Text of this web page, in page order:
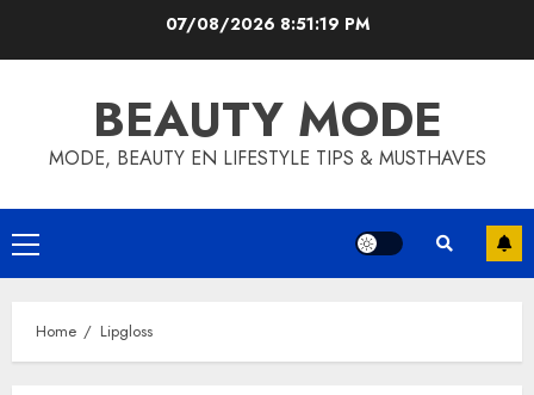
07/08/2026 8:51:19 PM
BEAUTY MODE
MODE, BEAUTY EN LIFESTYLE TIPS & MUSTHAVES
Primary
Menu
Home Lipgloss